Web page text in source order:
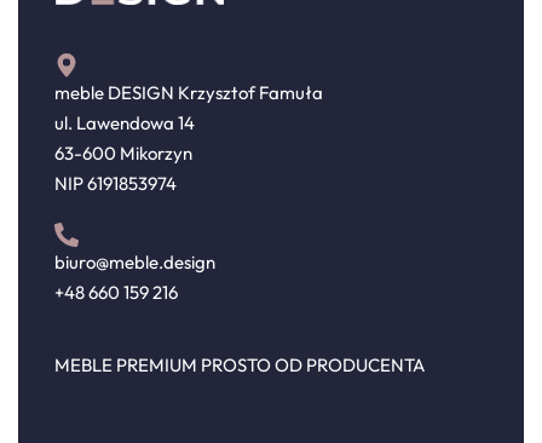
meble DESIGN Krzysztof Famuła
ul. Lawendowa 14
63-600 Mikorzyn
NIP 6191853974
biuro@meble.design
+48 660 159 216
MEBLE PREMIUM PROSTO OD PRODUCENTA